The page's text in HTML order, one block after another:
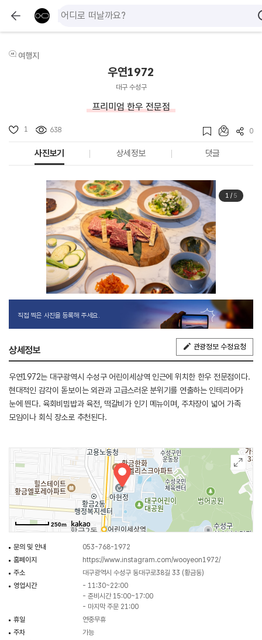
여행지
우연1972
대구 수성구
프리미엄 한우 전문점
1 638 0
사진보기 상세정보 댓글
1/ 5
직접 찍은 사진을 등록해 주세요.
상세정보 관광정보 수정요청
우연1972는 대구광역시 수성구 어린이세상역 인근에 위치한 한우 전문점이다.
현대적인 감각이 돋보이는 외관과 고급스러운 분위기를 연출하는 인테리어가
눈에 띈다. 육회비빔밥과 육전, 떡갈비가 인기 메뉴이며, 주차장이 넓어 가족
모임이나 회식 장소로 추천된다.
250m
문의 및 안내
053-768-1972
홈페이지
https://www.instagram.com/wooyeon1972/
주소
대구광역시 수성구 동대구로38길 33 (황금동)
영업시간
- 11:30~22:00
- 준비시간 15:00~17:00
- 마지막 주문 21:00
휴일
연중무휴
주차
가능